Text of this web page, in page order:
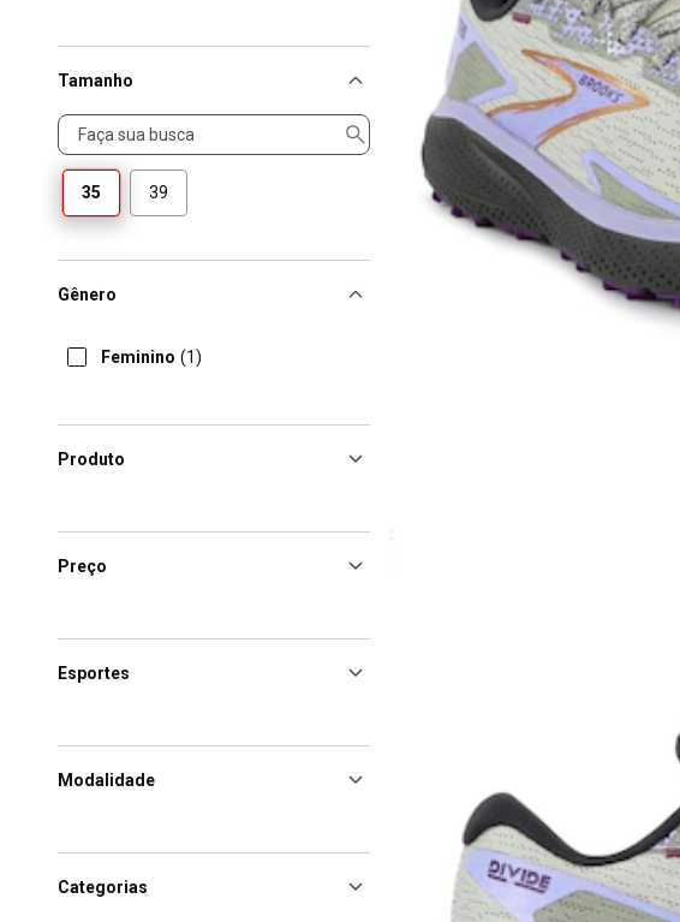
Tamanho
Tamanho
35 39
Gênero
Feminino (1)
Produto
Preço
Esportes
Modalidade
Categorias